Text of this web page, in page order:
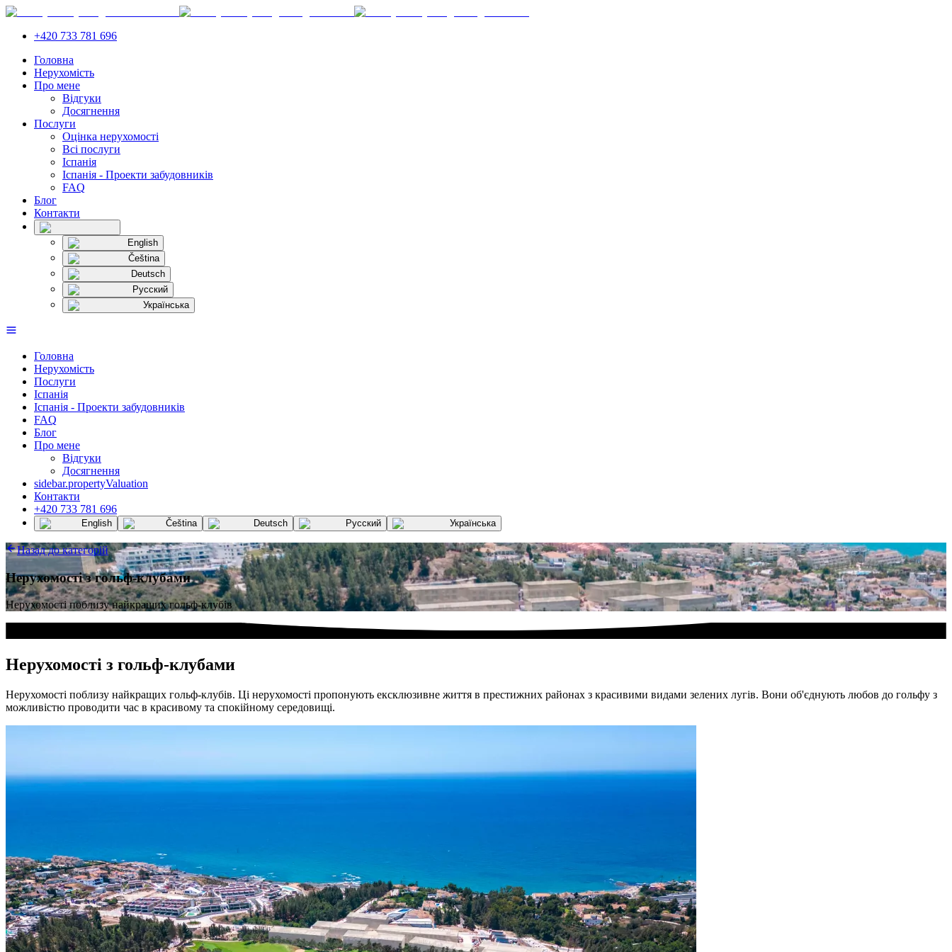
+420 733 781 696
Головна
Нерухомість
Про мене
Відгуки
Досягнення
Послуги
Оцінка нерухомості
Всі послуги
Іспанія
Іспанія - Проекти забудовників
FAQ
Блог
Контакти
English
Čeština
Deutsch
Русский
Українська
Головна
Нерухомість
Послуги
Іспанія
Іспанія - Проекти забудовників
FAQ
Блог
Про мене
Відгуки
Досягнення
sidebar.propertyValuation
Контакти
+420 733 781 696
English Čeština Deutsch Русский Українська
Назад до категорій
Нерухомості з гольф-клубами
Нерухомості поблизу найкращих гольф-клубів
Нерухомості з гольф-клубами
Нерухомості поблизу найкращих гольф-клубів. Ці нерухомості пропонують ексклюзивне життя в престижних районах з красивими видами зелених лугів. Вони об'єднують любов до гольфу з
можливістю проводити час в красивому та спокійному середовищі.